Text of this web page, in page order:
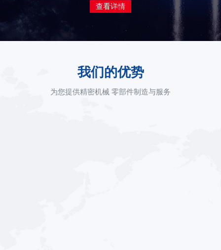
查看详情
我们的优势
为您提供精密机械 零部件制造与服务